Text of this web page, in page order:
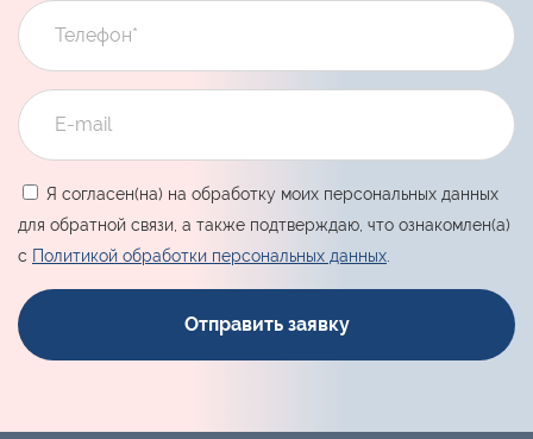
Я согласен(на) на обработку моих персональных данных
для обратной связи, а также подтверждаю, что ознакомлен(а)
с Политикой обработки персональных данных